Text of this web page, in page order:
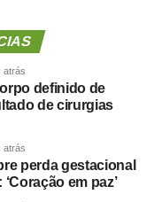
apenas
mas uma quebra
de candidatura.
chapa não nasceu
atrás
definido de
de cirurgias
atrás
perda gestacional
em paz’